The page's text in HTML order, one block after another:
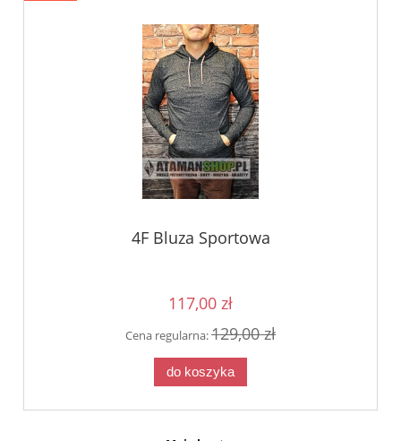
4F Bluza Sportowa
117,00 zł
Cena regularna:129,00 zł
do koszyka